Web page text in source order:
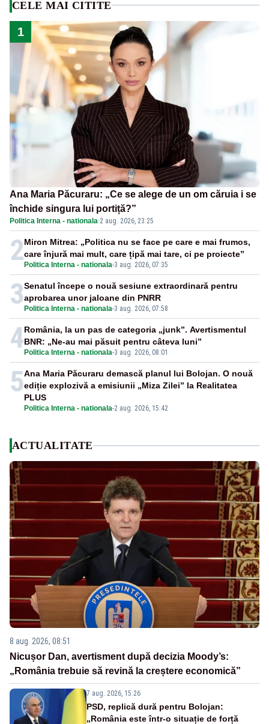
CELE MAI CITITE
1
Ana Maria Păcuraru: „Ce se alege de un om căruia i se
închide singura lui portiță?”
Politica Interna - nationala·2 aug. 2026, 23:25
2 Politica Interna - nationala-3 aug. 2026, 07:35
Miron Mitrea: „Politica nu se face pe care e mai frumos,
care înjură mai mult, care țipă mai tare, ci pe proiecte”
3 Politica Interna - nationala-3 aug. 2026, 07:58
Senatul începe o nouă sesiune extraordinară pentru
aprobarea unor jaloane din PNRR
4 Politica Interna - nationala-3 aug. 2026, 08:01
România, la un pas de categoria „junk”. Avertismentul
BNR: „Ne-au mai păsuit pentru câteva luni”
5
Politica Interna - nationala-2 aug. 2026, 15:42
Ana Maria Păcuraru demască planul lui Bolojan. O nouă
ediție explozivă a emisiunii „Miza Zilei” la Realitatea
PLUS
ACTUALITATE
8 aug. 2026, 08:51
Nicușor Dan, avertisment după decizia Moody’s:
„România trebuie să revină la creștere economică”
7 aug. 2026, 15:26
PSD, replică dură pentru Bolojan:
„România este într-o situație de forță